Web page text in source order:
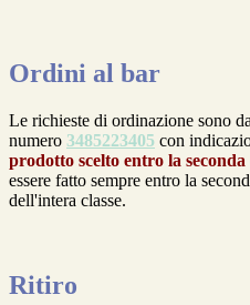
Ordini al bar
Le richieste di ordinazione sono
numero 3485223405 con
prodotto scelto entro la seconda
essere fatto sempre entro la
dell'intera classe.
Ritiro